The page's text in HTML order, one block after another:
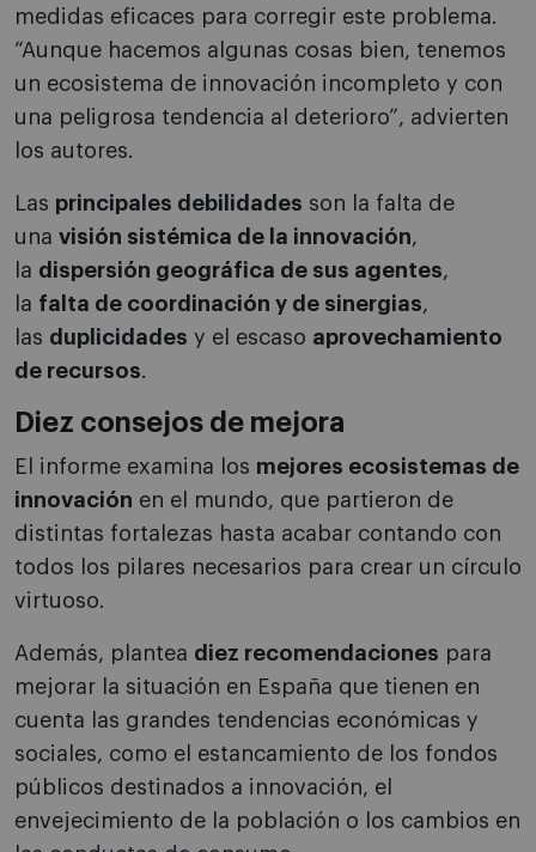
medidas eficaces para corregir este problema.
“Aunque hacemos algunas cosas bien, tenemos
un ecosistema de innovación incompleto y con
una peligrosa tendencia al deterioro”, advierten
los autores.
Las principales debilidades son la falta de
una visión sistémica de la innovación,
la dispersión geográfica de sus agentes,
la falta de coordinación y de sinergias,
las duplicidades y el escaso aprovechamiento
de recursos.
Diez consejos de mejora
El informe examina los mejores ecosistemas de
innovación en el mundo, que partieron de
distintas fortalezas hasta acabar contando con
todos los pilares necesarios para crear un círculo
virtuoso.
Además, plantea diez recomendaciones para
mejorar la situación en España que tienen en
cuenta las grandes tendencias económicas y
sociales, como el estancamiento de los fondos
públicos destinados a innovación, el
envejecimiento de la población o los cambios en